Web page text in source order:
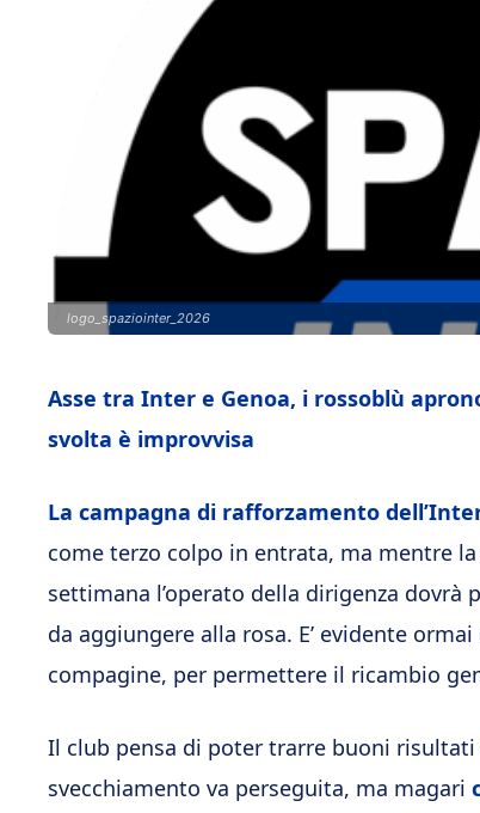
logo_spaziointer_2026
Asse tra Inter e Genoa, i rossoblù
svolta è improvvisa
La campagna di rafforzamento
come terzo colpo in entrata, ma mentre
settimana l’operato della dirigenza
da aggiungere alla rosa. E’ evidente
compagine, per permettere il ricambio
Il club pensa di poter trarre buoni
svecchiamento va perseguita, ma magari